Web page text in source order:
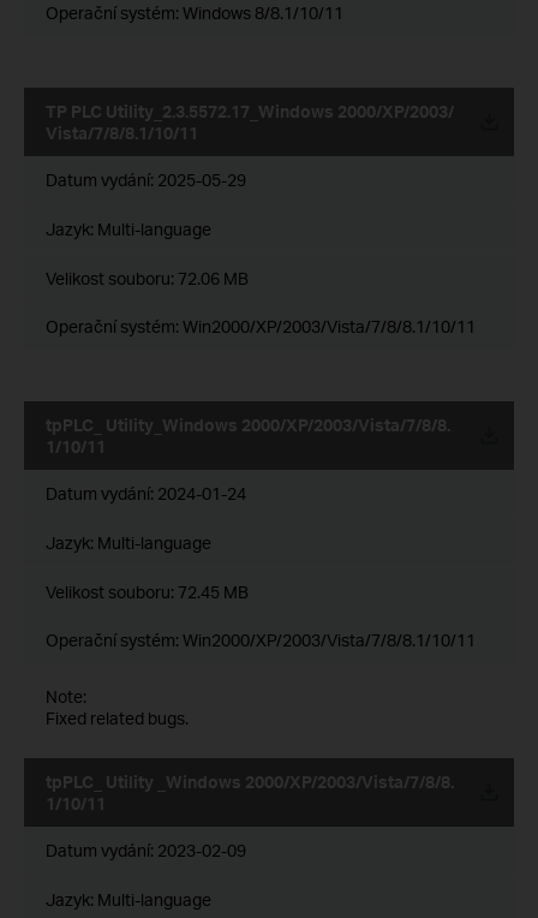
Operační systém: Windows 8/8.1/10/11
TP PLC Utility_2.3.5572.17_Windows 2000/XP/2003/
Vista/7/8/8.1/10/11
Datum vydání: 2025-05-29
Jazyk: Multi-language
Velikost souboru: 72.06 MB
Operační systém: Win2000/XP/2003/Vista/7/8/8.1/10/11
tpPLC_ Utility_Windows 2000/XP/2003/Vista/7/8/8.
1/10/11
Datum vydání: 2024-01-24
Jazyk: Multi-language
Velikost souboru: 72.45 MB
Operační systém: Win2000/XP/2003/Vista/7/8/8.1/10/11
Note:
Fixed related bugs.
tpPLC_ Utility _Windows 2000/XP/2003/Vista/7/8/8.
1/10/11
Datum vydání: 2023-02-09
Jazyk: Multi-language